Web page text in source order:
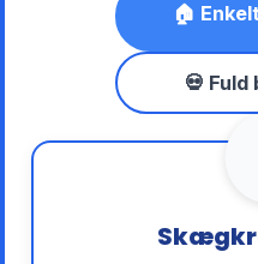
🏠
💀 Fuld